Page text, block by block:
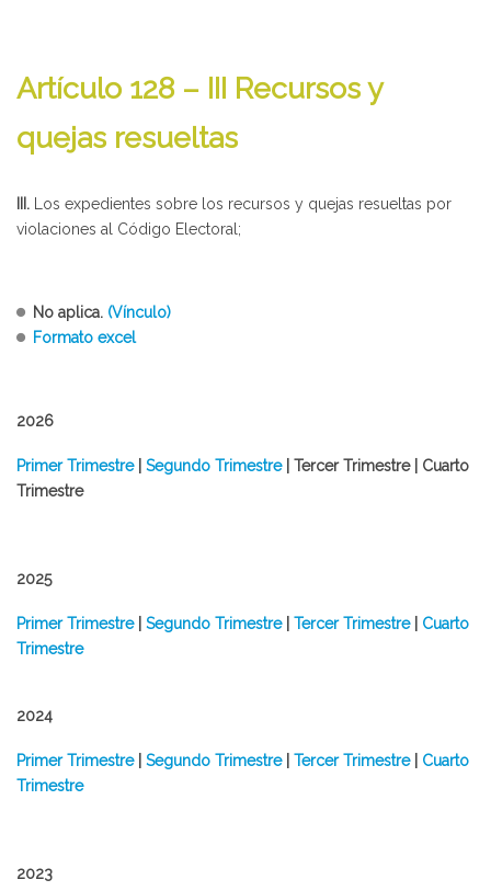
Artículo 128 – III Recursos y
quejas resueltas
III. Los expedientes sobre los recursos y quejas resueltas por
violaciones al Código Electoral;
No aplica. (Vínculo)
Formato excel
2026
Primer Trimestre Segundo Trimestre| Tercer Trimestre | Cuarto
Trimestre
2025
​Primer Trimestre| Segundo Trimestre| Tercer Trimestre
Cuarto
Trimestre
2024
Primer Trimestre| Segundo Trimestre Tercer Trimestre| Cuarto
Trimestre
2023